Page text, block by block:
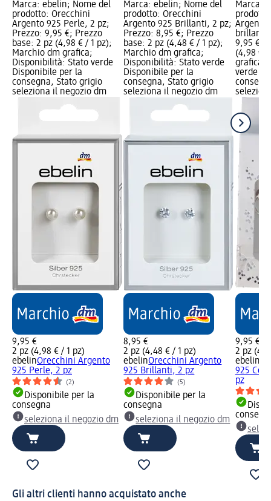
Marca: ebelin; Nome del
prodotto: Orecchini
Argento 925 Perle, 2 pz;
Prezzo: 9,95 €; Prezzo
base: 2 pz (4,98 € / 1 pz);
Marchio dm grafica;
Disponibilità: Stato verde
Disponibile per la
consegna, Stato grigio
seleziona il negozio dm
9,95 €
2 pz (4,98 € / 1 pz)
ebelinOrecchini Argento
925 Perle, 2 pz
(2)
Disponibile per la
consegna
seleziona il negozio dm
Marca: ebelin; Nome del
prodotto: Orecchini
Argento 925 Brillanti, 2 pz;
Prezzo: 8,95 €; Prezzo
base: 2 pz (4,48 € / 1 pz);
Marchio dm grafica;
Disponibilità: Stato verde
Disponibile per la
consegna, Stato grigio
seleziona il negozio dm
8,95 €
2 pz (4,48 € / 1 pz)
ebelinOrecchini Argento
925 Brillanti, 2 pz
(5)
Disponibile per la
consegna
seleziona il negozio dm
Marca:
Argento
brillanti,
9,95 €;
(4,98 € /
grafica;
verde
9,95 €
2 pz
ebelin
925
pz
Gli altri clienti hanno acquistato anche